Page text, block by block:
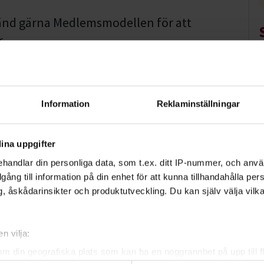
Information Reklaminställningar
uppgifter
din personliga data, som t.ex. ditt IP-nummer, och
till information på din enhet för att kunna tillhandahålla
åskådarinsikter och produktutveckling. Du kan själv välja
vilja:
din geografiska plats som kan ha en noggrannhet på upp till
gärna Medlemsmodellen för att
hjälper vi till. Vi kan lära er
nätverk i hela landet.
för vår demokrati. Vi hjälper er i
kurser för styrelse och ledare.
är några exempel.
är vår specialitet. Låt oss skapa